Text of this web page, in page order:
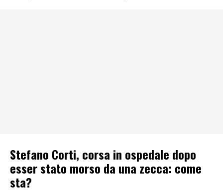
Stefano Corti, corsa in ospedale dopo
esser stato morso da una zecca: come
sta?